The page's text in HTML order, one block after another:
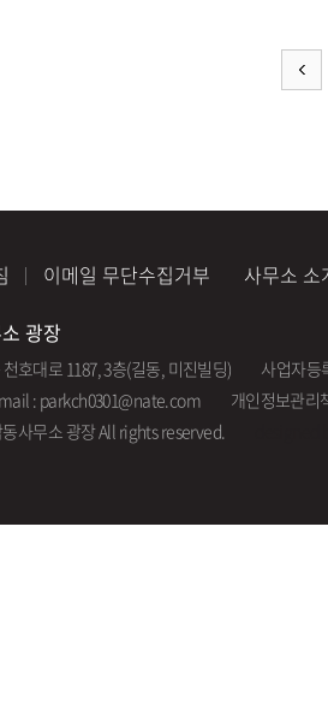
이메일 무단수집거부
사무소 소
광장
호대로 1187, 3층(길동, 미진빌딩)
사업자등
: parkch0301@nate.com
개인정보관리
사무소 광장 All rights reserved.